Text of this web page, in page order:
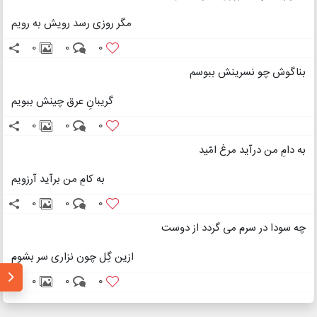
مگر روزی رسد رویش به رویم
0
0
0
بناگوش چو نسرینش ببوسم
گریبانِ عرق چینش ببویم
0
0
0
به دامِ من درآید مرغ امّید
به کامِ من برآید آرزویم
0
0
0
چه سودا در سرم می گردد از دوست
ازین گِل چون نزاری سر بشوم
0
0
0